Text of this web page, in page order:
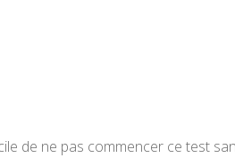
de ne pas commencer ce test